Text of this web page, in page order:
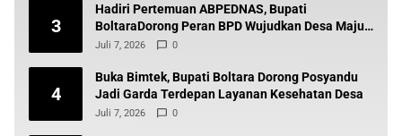
3
Hadiri Pertemuan ABPEDNAS, Bupati
BoltaraDorong Peran BPD Wujudkan Desa Maju
dan Transparan
Juli 7, 2026 0
4
Buka Bimtek, Bupati Boltara Dorong Posyandu
Jadi Garda Terdepan Layanan Kesehatan Desa
Juli 7, 2026 0